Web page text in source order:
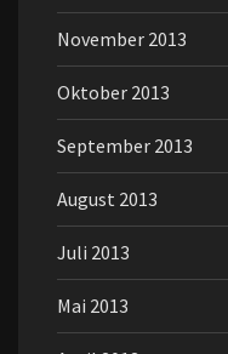
November 2013
Oktober 2013
September 2013
August 2013
Juli 2013
Mai 2013